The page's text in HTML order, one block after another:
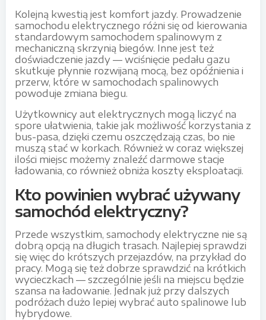
Kolejną kwestią jest komfort jazdy. Prowadzenie
samochodu elektrycznego różni się od kierowania
standardowym samochodem spalinowym z
mechaniczną skrzynią biegów. Inne jest też
doświadczenie jazdy — wciśnięcie pedału gazu
skutkuje płynnie rozwijaną mocą, bez opóźnienia i
przerw, które w samochodach spalinowych
powoduje zmiana biegu.
Użytkownicy aut elektrycznych mogą liczyć na
spore ułatwienia, takie jak możliwość korzystania z
bus-pasa, dzięki czemu oszczędzają czas, bo nie
muszą stać w korkach. Również w coraz większej
ilości miejsc możemy znaleźć darmowe stacje
ładowania, co również obniża koszty eksploatacji.
Kto powinien wybrać używany
samochód elektryczny?
Przede wszystkim, samochody elektryczne nie są
dobrą opcją na długich trasach. Najlepiej sprawdzi
się więc do krótszych przejazdów, na przykład do
pracy. Mogą się też dobrze sprawdzić na krótkich
wycieczkach — szczególnie jeśli na miejscu będzie
szansa na ładowanie. Jednak już przy dalszych
podróżach dużo lepiej wybrać auto spalinowe lub
hybrydowe.